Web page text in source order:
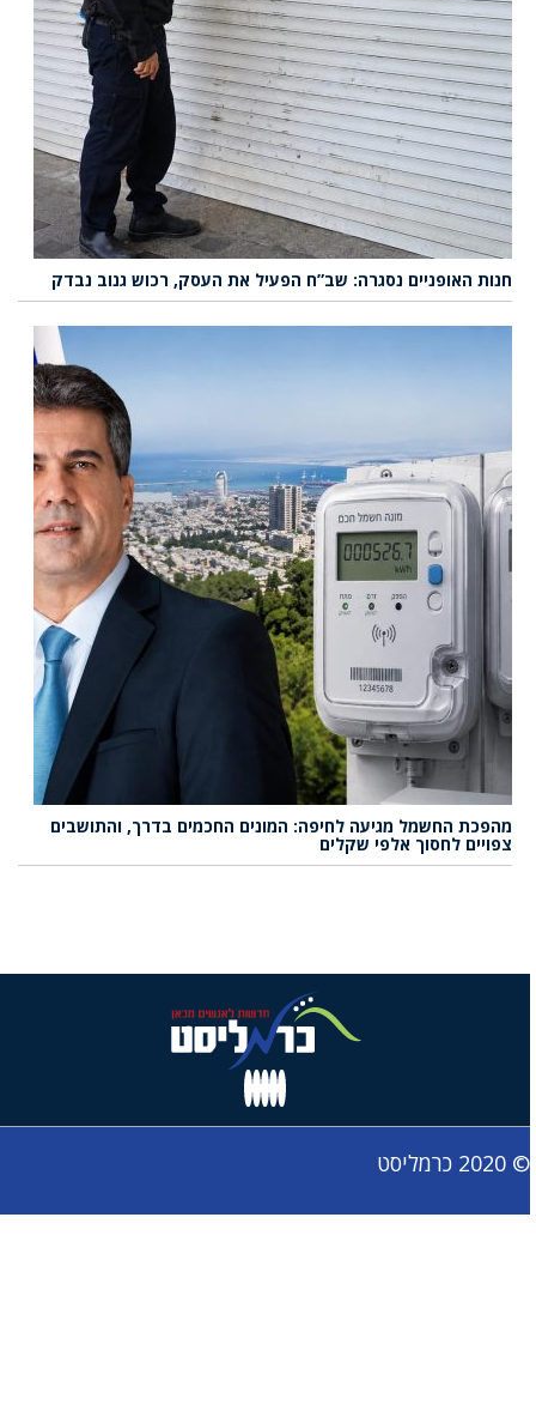
חנות האופניים נסגרה: שב”ח הפעיל את העסק, רכוש גנוב נבדק
מהפכת החשמל מגיעה לחיפה: המונים החכמים בדרך, והתושבים
צפויים לחסוך אלפי שקלים
© 2020 כרמליסט